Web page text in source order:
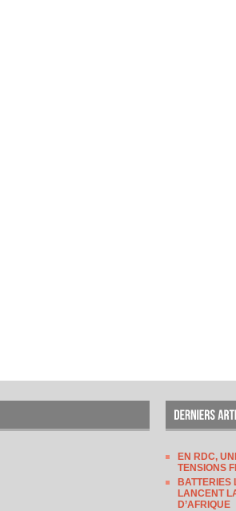
EN RDC,
TENSIONS
BATTERIES
LANCENT
D’AFRIQUE